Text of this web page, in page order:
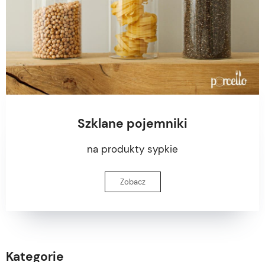
Szklane pojemniki
na produkty sypkie
Zobacz
Kategorie